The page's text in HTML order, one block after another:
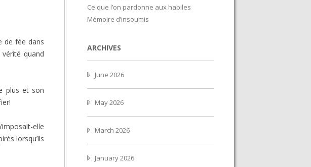
de fée dans
quand
plus et son
elle
lorsqu’ils
Ce que l’on pardonne aux habiles
Mémoire d’insoumis
ARCHIVES
June 2026
May 2026
March 2026
January 2026